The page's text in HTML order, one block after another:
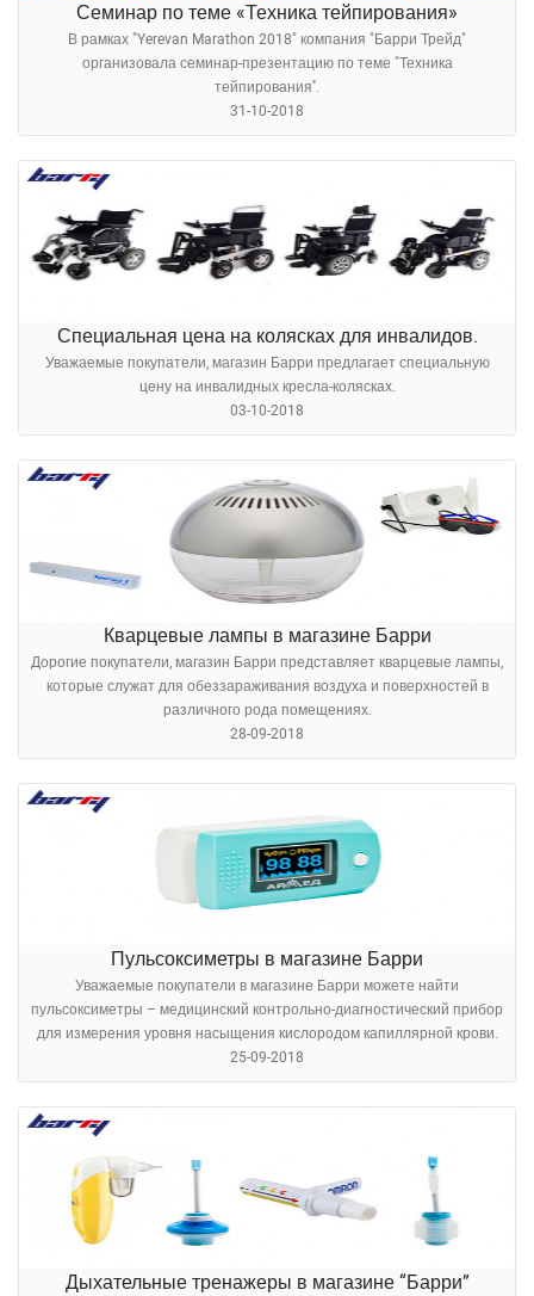
Семинар по теме «Техника тейпирования»
В рамках "Yerevan Marathon 2018" компания "Барри Трейд"
организовала семинар-презентацию по теме "Техника
тейпирования''.
31-10-2018
Специальная цена на колясках для инвалидов.
Уважаемые покупатели, магазин Барри предлагает специальную
цену на инвалидных кресла-колясках.
03-10-2018
Кварцевые лампы в магазине Барри
Дорогие покупатели, магазин Барри представляет кварцевые лампы,
которые служат для обеззараживания воздуха и поверхностей в
различного рода помещениях.
28-09-2018
Пульсоксиметры в магазине Барри
Уважаемые покупатели в магазине Барри можете найти
пульсоксиметры – медицинский контрольно-диагностический прибор
для измерения уровня насыщения кислородом капиллярной крови.
25-09-2018
Дыхательные тренажеры в магазине “Барри”